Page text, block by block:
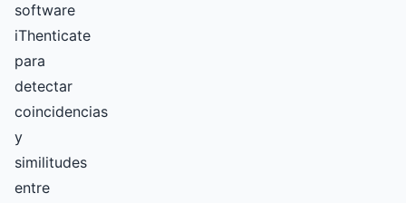
software
iThenticate
para
detectar
coincidencias
y
similitudes
entre